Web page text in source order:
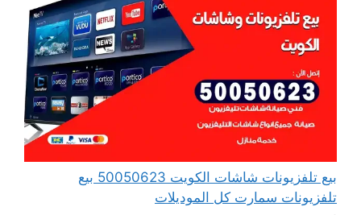
بيع تلفزيونات شاشات الكويت 50050623 بيع
تلفزيونات سمارت كل الموديلات